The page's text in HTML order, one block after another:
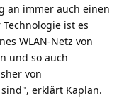
an immer auch einen
ist es
WLAN-Netz von
und so auch
von
erklärt Kaplan.